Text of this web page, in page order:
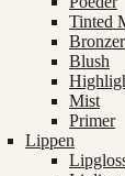
Tinted
Bronzer
Blush
Mist
Primer
Lippen